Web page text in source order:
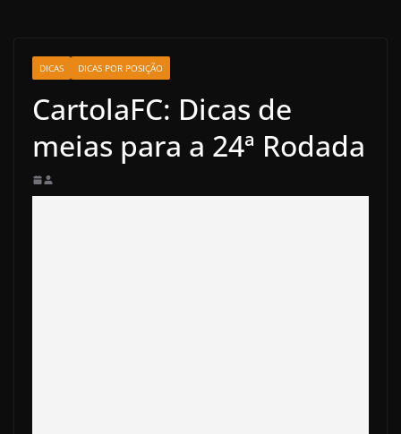
DICAS DICAS POR POSIÇÃO
CartolaFC: Dicas de
meias para a 24ª Rodada